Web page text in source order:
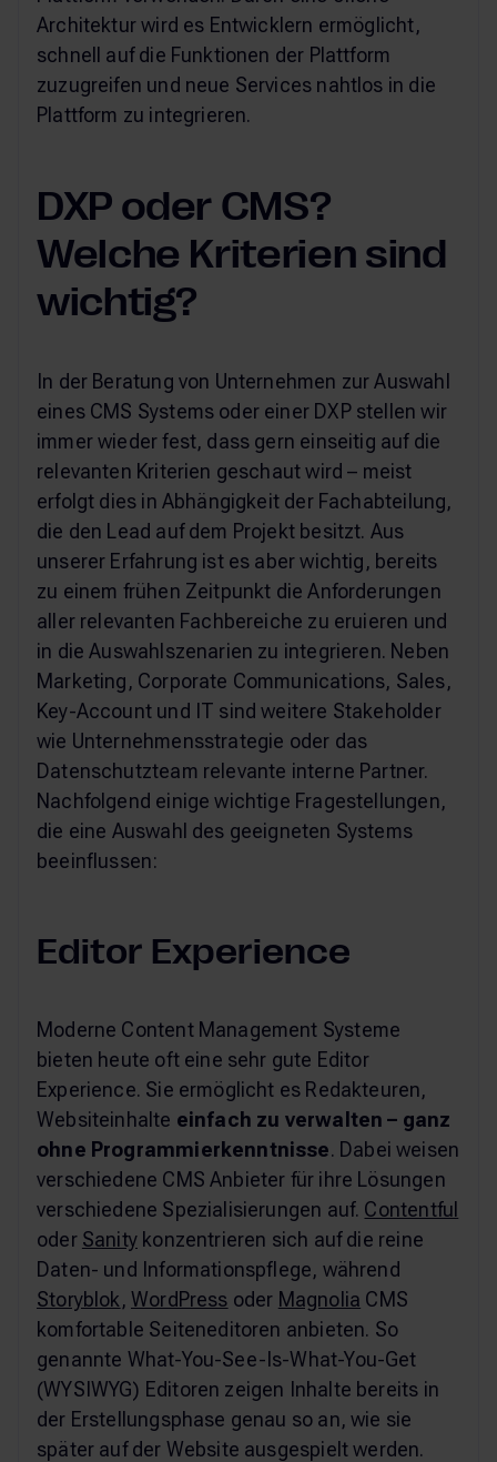
Architektur wird es Entwicklern ermöglicht,
schnell auf die Funktionen der Plattform
zuzugreifen und neue Services nahtlos in die
Plattform zu integrieren.
DXP oder CMS?
Welche Kriterien sind
wichtig?
In der Beratung von Unternehmen zur Auswahl
eines CMS Systems oder einer DXP stellen wir
immer wieder fest, dass gern einseitig auf die
relevanten Kriterien geschaut wird – meist
erfolgt dies in Abhängigkeit der Fachabteilung,
die den Lead auf dem Projekt besitzt. Aus
unserer Erfahrung ist es aber wichtig, bereits
zu einem frühen Zeitpunkt die Anforderungen
aller relevanten Fachbereiche zu eruieren und
in die Auswahlszenarien zu integrieren. Neben
Marketing, Corporate Communications, Sales,
Key-Account und IT sind weitere Stakeholder
wie Unternehmensstrategie oder das
Datenschutzteam relevante interne Partner.
Nachfolgend einige wichtige Fragestellungen,
die eine Auswahl des geeigneten Systems
beeinflussen:
Editor Experience
Moderne Content Management Systeme
bieten heute oft eine sehr gute Editor
Experience. Sie ermöglicht es Redakteuren,
Websiteinhalte einfach zu verwalten – ganz
ohne Programmierkenntnisse. Dabei weisen
verschiedene CMS Anbieter für ihre Lösungen
verschiedene Spezialisierungen auf. Contentful
oder Sanity konzentrieren sich auf die reine
Daten- und Informationspflege, während
Storyblok, WordPress oder Magnolia CMS
komfortable Seiteneditoren anbieten. So
genannte What-You-See-Is-What-You-Get
(WYSIWYG) Editoren zeigen Inhalte bereits in
der Erstellungsphase genau so an, wie sie
später auf der Website ausgespielt werden.